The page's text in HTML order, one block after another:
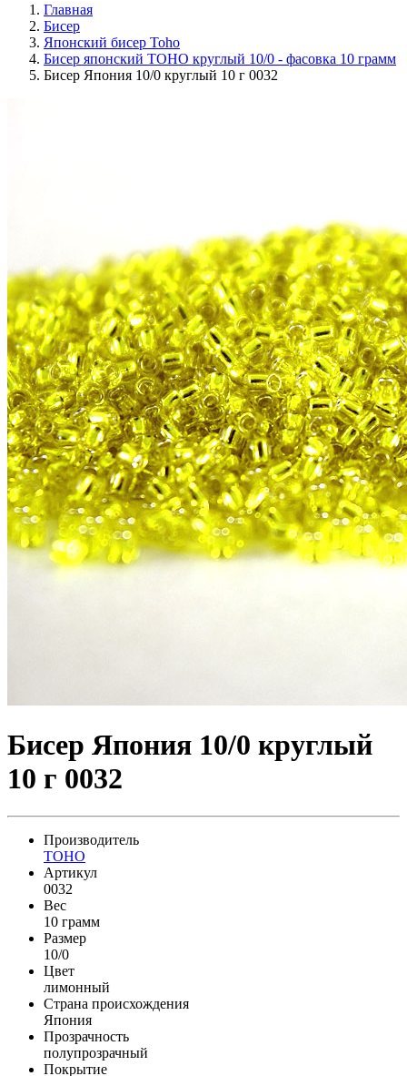
Главная
Бисер
Японский бисер Toho
Бисер японский TOHO круглый 10/0 - фасовка 10 грамм
Бисер Япония 10/0 круглый 10 г 0032
Бисер Япония 10/0 круглый
10 г 0032
Производитель
TOHO
Артикул
0032
Вес
10 грамм
Размер
10/0
Цвет
лимонный
Страна происхождения
Япония
Прозрачность
полупрозрачный
Покрытие